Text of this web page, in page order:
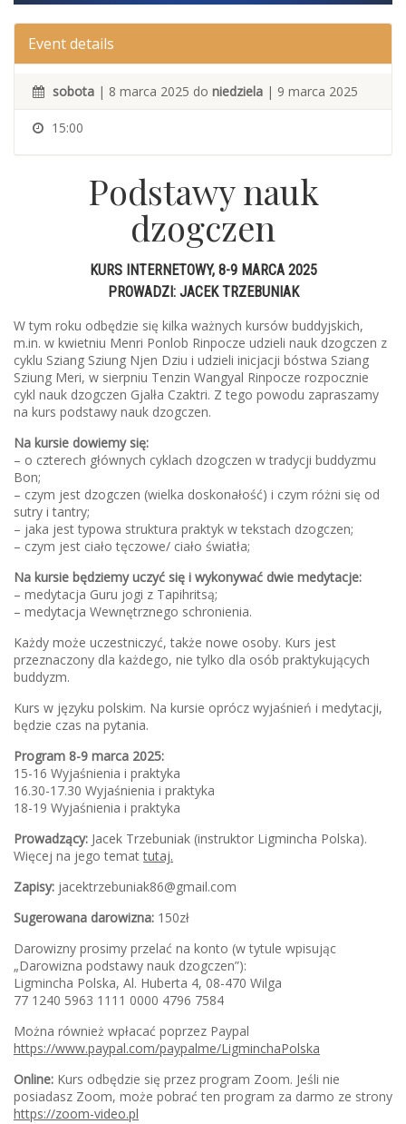
Event details
sobota | 8 marca 2025 do niedziela | 9 marca 2025
15:00
Podstawy nauk
dzogczen
KURS INTERNETOWY, 8-9 MARCA 2025
PROWADZI: JACEK TRZEBUNIAK
W tym roku odbędzie się kilka ważnych kursów buddyjskich,
m.in. w kwietniu Menri Ponlob Rinpocze udzieli nauk dzogczen z
cyklu Sziang Sziung Njen Dziu i udzieli inicjacji bóstwa Sziang
Sziung Meri, w sierpniu Tenzin Wangyal Rinpocze rozpocznie
cykl nauk dzogczen Gjalła Czaktri. Z tego powodu zapraszamy
na kurs podstawy nauk dzogczen.
Na kursie dowiemy się:
– o czterech głównych cyklach dzogczen w tradycji buddyzmu
Bon;
– czym jest dzogczen (wielka doskonałość) i czym różni się od
sutry i tantry;
– jaka jest typowa struktura praktyk w tekstach dzogczen;
– czym jest ciało tęczowe/ ciało światła;
Na kursie będziemy uczyć się i wykonywać dwie medytacje:
– medytacja Guru jogi z Tapihritsą;
– medytacja Wewnętrznego schronienia.
Każdy może uczestniczyć, także nowe osoby. Kurs jest
przeznaczony dla każdego, nie tylko dla osób praktykujących
buddyzm.
Kurs w języku polskim. Na kursie oprócz wyjaśnień i medytacji,
będzie czas na pytania.
Program 8-9 marca 2025:
15-16 Wyjaśnienia i praktyka
16.30-17.30 Wyjaśnienia i praktyka
18-19 Wyjaśnienia i praktyka
Prowadzący: Jacek Trzebuniak (instruktor Ligmincha Polska).
Więcej na jego temattutaj.
Zapisy: jacektrzebuniak86@gmail.com
Sugerowana darowizna: 150zł
Darowizny prosimy przelać na konto (w tytule wpisując
„Darowizna podstawy nauk dzogczen”):
Ligmincha Polska, Al. Huberta 4, 08-470 Wilga
77 1240 5963 1111 0000 4796 7584
Można również wpłacać poprzez Paypal
https://www.paypal.com/paypalme/LigminchaPolska
Online: Kurs odbędzie się przez program Zoom. Jeśli nie
posiadasz Zoom, może pobrać ten program za darmo ze strony
https://zoom-video.pl